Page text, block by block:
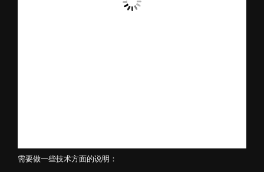
需要做一些技术方面的说明：